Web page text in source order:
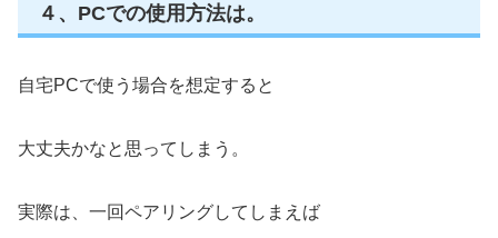
４、PCでの使用方法は。
自宅PCで使う場合を想定すると
大丈夫かなと思ってしまう。
実際は、一回ペアリングしてしまえば